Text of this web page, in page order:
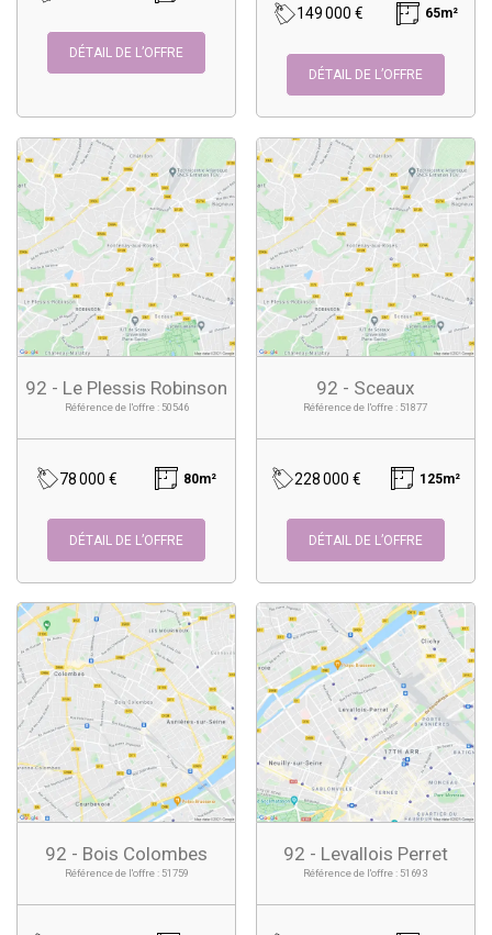
DÉTAIL DE L’OFFRE
149 000 € 65m²
DÉTAIL DE L’OFFRE
92 - Le Plessis Robinson
Référence de l'offre : 50546
78 000 € 80m²
DÉTAIL DE L’OFFRE
92 - Sceaux
Référence de l'offre : 51877
228 000 € 125m²
DÉTAIL DE L’OFFRE
92 - Bois Colombes
Référence de l'offre : 51759
92 - Levallois Perret
Référence de l'offre : 51693